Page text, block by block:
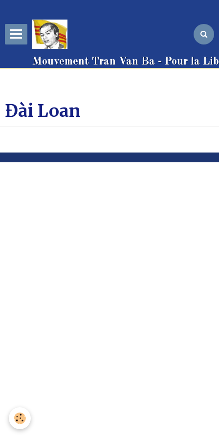
Mouvement Tran Van Ba - Pour la
Đài Loan